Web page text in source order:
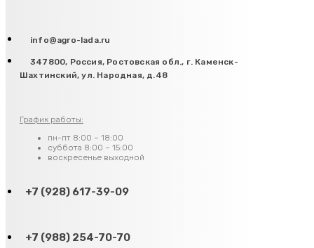
info@agro-lada.ru
347800, Россия, Ростовская обл., г. Каменск-
Шахтинский, ул. Народная, д.48
График работы:
пн-пт 8:00 – 18:00
суббота 8:00 – 15:00
воскресенье выходной
+7 (928) 617-39-09
+7 (988) 254-70-70